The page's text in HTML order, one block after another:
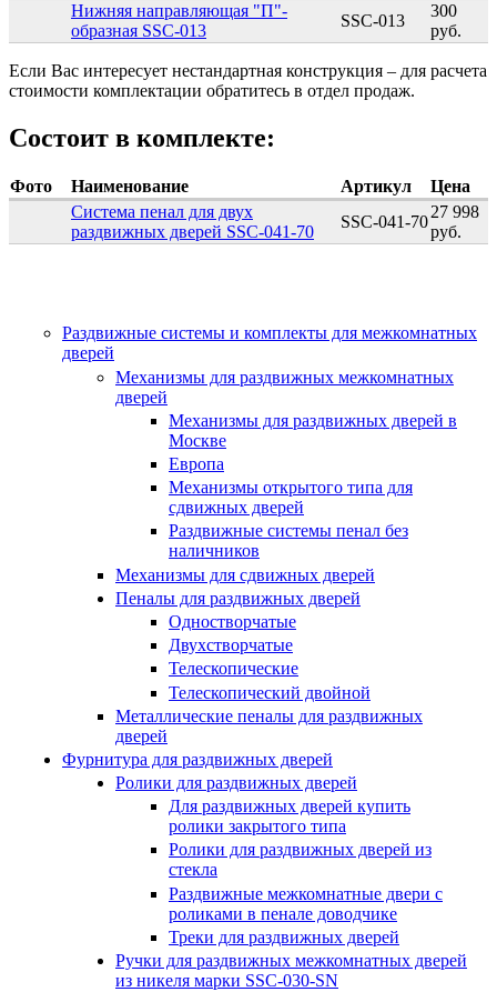
Нижняя направляющая "П"-
образная SSC-013
SSC-013
300
руб.
Если Вас интересует нестандартная конструкция – для расчета
стоимости комплектации обратитесь в отдел продаж.
Состоит в комплекте:
Фото Наименование Артикул
Цена
Система пенал для двух
раздвижных дверей SSC-041-70
SSC-041-70
27 998
руб.
Раздвижные системы и комплекты для межкомнатных
дверей
Механизмы для раздвижных межкомнатных
дверей
Механизмы для раздвижных дверей в
Москве
Европа
Механизмы открытого типа для
сдвижных дверей
Раздвижные системы пенал без
наличников
Механизмы для сдвижных дверей
Пеналы для раздвижных дверей
Одностворчатые
Двухстворчатые
Телескопические
Телескопический двойной
Металлические пеналы для раздвижных
дверей
Фурнитура для раздвижных дверей
Ролики для раздвижных дверей
Для раздвижных дверей купить
ролики закрытого типа
Ролики для раздвижных дверей из
стекла
Раздвижные межкомнатные двери с
роликами в пенале доводчике
Треки для раздвижных дверей
Ручки для раздвижных межкомнатных дверей
из никеля марки SSC-030-SN